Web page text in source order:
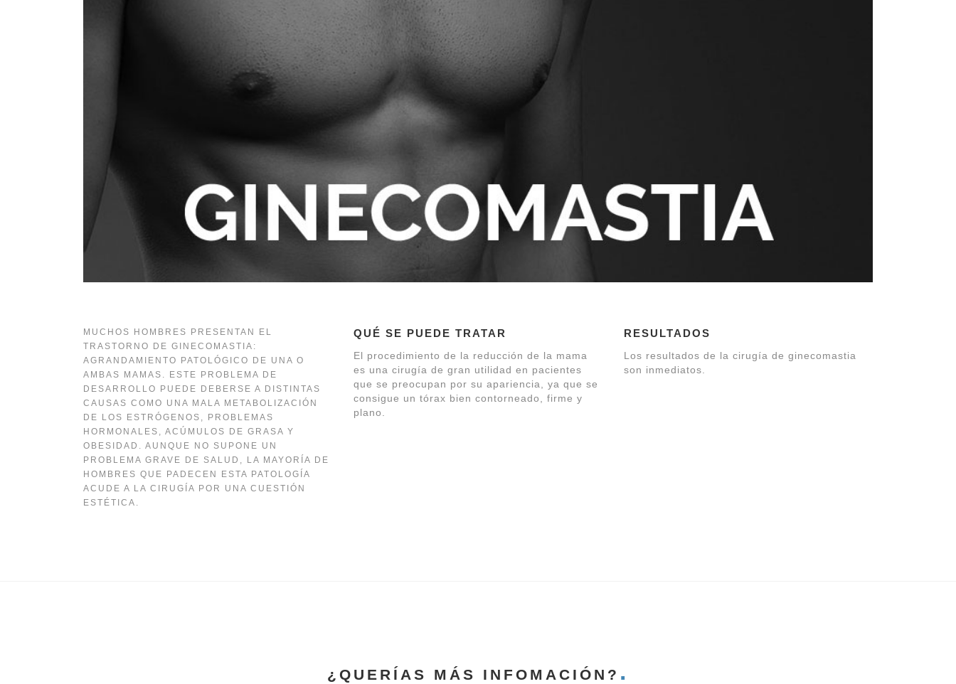
MUCHOS HOMBRES PRESENTAN EL
TRASTORNO DE GINECOMASTIA:
AGRANDAMIENTO PATOLÓGICO DE UNA O
AMBAS MAMAS. ESTE PROBLEMA DE
DESARROLLO PUEDE DEBERSE A DISTINTAS
CAUSAS COMO UNA MALA METABOLIZACIÓN
DE LOS ESTRÓGENOS, PROBLEMAS
HORMONALES, ACÚMULOS DE GRASA Y
OBESIDAD. AUNQUE NO SUPONE UN
PROBLEMA GRAVE DE SALUD, LA MAYORÍA DE
HOMBRES QUE PADECEN ESTA PATOLOGÍA
ACUDE A LA CIRUGÍA POR UNA CUESTIÓN
ESTÉTICA.
QUÉ SE PUEDE TRATAR
El procedimiento de la reducción de la mama
es una cirugía de gran utilidad en pacientes
que se preocupan por su apariencia, ya que se
consigue un tórax bien contorneado, firme y
plano.
RESULTADOS
Los resultados de la cirugía de ginecomastia
son inmediatos.
¿QUERÍAS MÁS INFOMACIÓN?